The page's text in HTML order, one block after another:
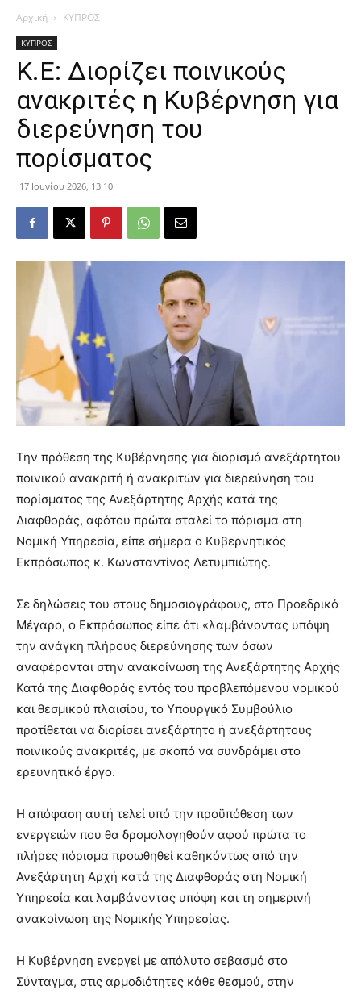
Αρχική ΚΥΠΡΟΣ
ΚΥΠΡΟΣ
Κ.Ε: Διορίζει ποινικούς
ανακριτές η Κυβέρνηση για
διερεύνηση του
πορίσματος
17 Ιουνίου 2026, 13:10
Την πρόθεση της Κυβέρνησης για διορισμό ανεξάρτητου
ποινικού ανακριτή ή ανακριτών για διερεύνηση του
πορίσματος της Ανεξάρτητης Αρχής κατά της
Διαφθοράς, αφότου πρώτα σταλεί το πόρισμα στη
Νομική Υπηρεσία, είπε σήμερα ο Κυβερνητικός
Εκπρόσωπος κ. Κωνσταντίνος Λετυμπιώτης.
Σε δηλώσεις του στους δημοσιογράφους, στο Προεδρικό
Μέγαρο, ο Εκπρόσωπος είπε ότι «λαμβάνοντας υπόψη
την ανάγκη πλήρους διερεύνησης των όσων
αναφέρονται στην ανακοίνωση της Ανεξάρτητης Αρχής
Κατά της Διαφθοράς εντός του προβλεπόμενου νομικού
και θεσμικού πλαισίου, το Υπουργικό Συμβούλιο
προτίθεται να διορίσει ανεξάρτητο ή ανεξάρτητους
ποινικούς ανακριτές, με σκοπό να συνδράμει στο
ερευνητικό έργο.
Η απόφαση αυτή τελεί υπό την προϋπόθεση των
ενεργειών που θα δρομολογηθούν αφού πρώτα το
πλήρες πόρισμα προωθηθεί καθηκόντως από την
Ανεξάρτητη Αρχή κατά της Διαφθοράς στη Νομική
Υπηρεσία και λαμβάνοντας υπόψη και τη σημερινή
ανακοίνωση της Νομικής Υπηρεσίας.
Η Κυβέρνηση ενεργεί με απόλυτο σεβασμό στο
Σύνταγμα, στις αρμοδιότητες κάθε θεσμού, στην